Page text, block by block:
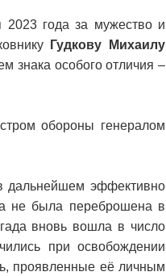
2023 года за мужество и
Гудкову Михаилу
знака особого отличия –
обороны генералом
дальнейшем эффективно
не была переброшена в
вновь вошла в число
при освобождении
проявленные её личным